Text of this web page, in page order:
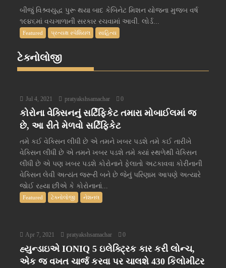
બીજું વિશ્ર્વયુદ્ધ પુરૂ થયા બાદ કેબિનેટ મિશન યોજના મુજબ વર્ષ
૧૯૪૬માં વચગાળાની સરકાર રચવામાં આવી. લોર્ડ...
Featured પ્રત્યક્ષ સ્પેશિયલ સાહિત્ય
ટેક્નોલોજી
Jul 4, 2021 pratyakshsamachar 0
કોરોના વેક્સિનનું સર્ટિફિકેટ તમારા મોબાઈલમાં જ
છે, આ રીતે મેળવો સર્ટિફિકેટ
તમે કઈ વેક્સિન લીધી છે એ તમને ખબર પડશે તમે કઈ તારીખે
વેક્સિન લીધી છે એ તમને ખબર પડશે તમે ક્યાં સ્થળેથી વેક્સિન
લીધી છે એ પણ ખબર પડશે કોરોનાને ફેલાતો અટકાવવા કોરીનાની
વેક્સિન લેવી અત્યંત જરૂરી બને છે જેનું પરિણામ આપણે અત્યારે
જોઈ રહ્યા છીએ કે કોરોનાનાં...
Featured ટેક્નોલોજી નેશનલ
Apr 7, 2021 pratyakshsamachar 0
હ્યુન્ડાઇએ IONIQ 5 ઇલેક્ટ્રિક કાર કરી લોન્ચ,
એક જ વખત ચાર્જ કરવા પર ચાલશે 430 કિલોમીટર